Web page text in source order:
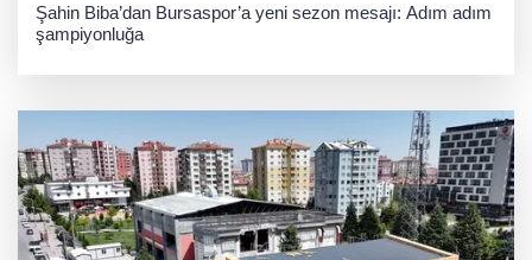
Şahin Biba’dan Bursaspor’a yeni sezon mesajı: Adım adım
şampiyonluğa